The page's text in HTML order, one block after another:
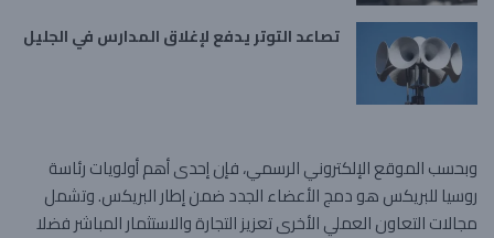
تصاعد التوتر يدفع لإغلاق المدارس في الجليل
وبحسب الموقع الإلكتروني الرسمي، فإن إحدى أهم أولويات رئاسة
روسيا للبريكس هو دمج الأعضاء الجدد ضمن إطار البريكس. وتشمل
مجالات التعاون العملي الأخرى تعزيز التجارة والاستثمار المباشر فضلا